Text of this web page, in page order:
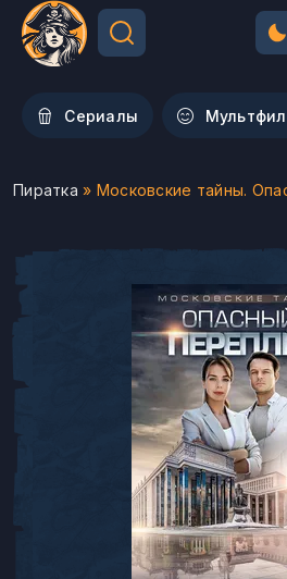
Сериалы
Пиратка » Московские тайны.